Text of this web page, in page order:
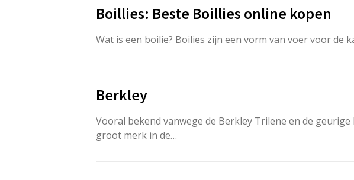
Boillies: Beste Boillies online kopen
Wat is een boilie? Boilies zijn een vorm van voer voor de
Berkley
Vooral bekend vanwege de Berkley Trilene en de
groot merk in de…